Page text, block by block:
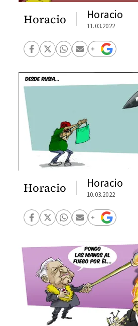
Horacio Horacio
11.03.2022
Horacio Horacio
10.03.2022